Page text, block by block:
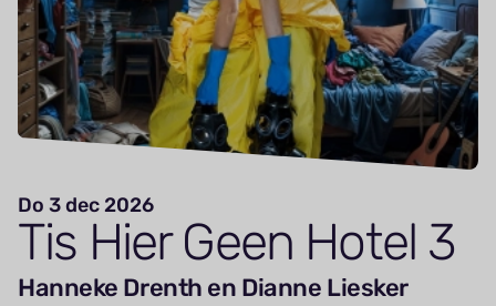
Do 3 dec 2026
Tis Hier Geen Hotel 3
Hanneke Drenth en Dianne Liesker